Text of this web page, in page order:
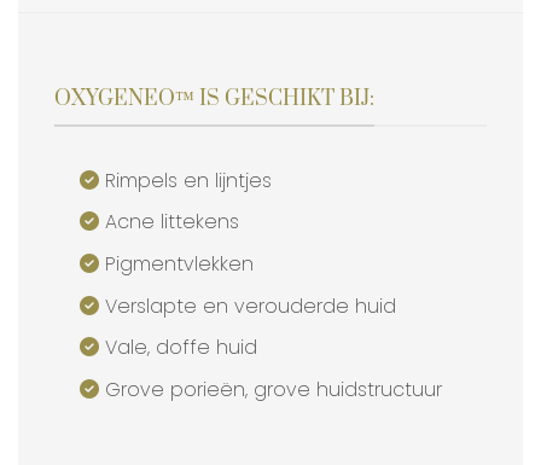
OXYGENEO™ IS GESCHIKT BIJ:
Rimpels en lijntjes
Acne littekens
Pigmentvlekken
Verslapte en verouderde huid
Vale, doffe huid
Grove porieën, grove huidstructuur